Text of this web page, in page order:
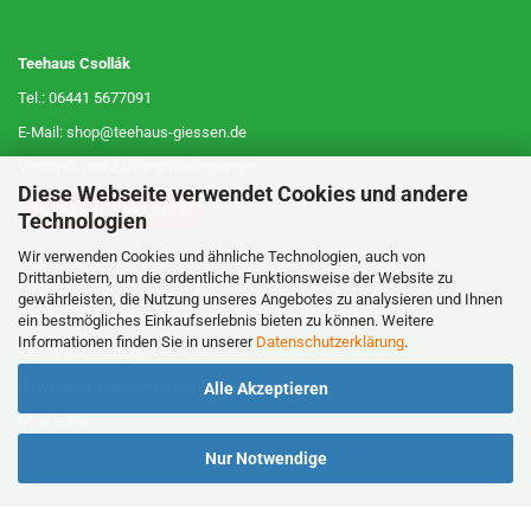
Diese Webseite verwendet Cookies und andere
Technologien
Wir verwenden Cookies und ähnliche Technologien, auch von
Drittanbietern, um die ordentliche Funktionsweise der Website zu
gewährleisten, die Nutzung unseres Angebotes zu analysieren und Ihnen
ein bestmögliches Einkaufserlebnis bieten zu können. Weitere
Informationen finden Sie in unserer Datenschutzerklärung.
Alle Akzeptieren
Nur Notwendige
Teehaus Csollák
Tel.: 06441 5677091
E-Mail: shop@teehaus-giessen.de
WIDERRUF ERKLÄREN
MEIN KONTO
Kundenkonto erstellen
Meine Bestellungen
Newsletter abonnieren oder abbestellen